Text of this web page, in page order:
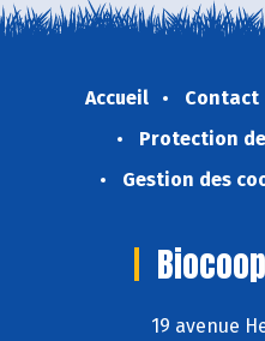
Accueil Contact
Protection
Gestion des
19 avenue